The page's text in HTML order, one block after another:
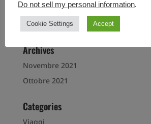
Recent Comments
Archives
Novembre 2021
Ottobre 2021
Categories
Viaggi
Do not sell my personal information.
Cookie Settings Accept